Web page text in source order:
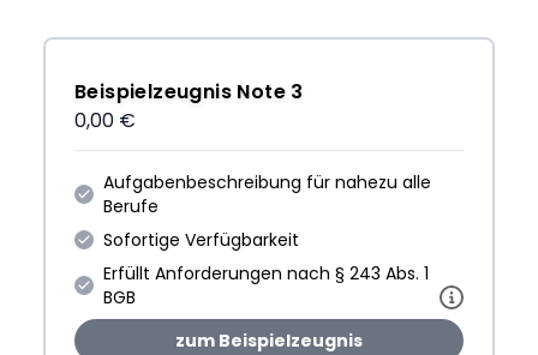
Beispielzeugnis Note 3
0,00 €
Aufgabenbeschreibung für nahezu alle
Berufe
Sofortige Verfügbarkeit
Erfüllt Anforderungen nach § 243 Abs. 1
BGB
zum Beispielzeugnis